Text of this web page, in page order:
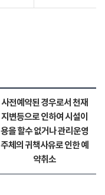
사전예약된 경우로서 천재
지변등으로 인하여 시설이
용을 할수 없거나 관리운영
주체의 귀책사유로 인한 예
약취소